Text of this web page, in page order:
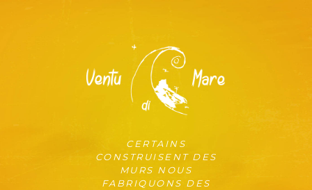
CERTAINS
CONSTRUISENT DES
MURS NOUS
FABRIQUONS DES